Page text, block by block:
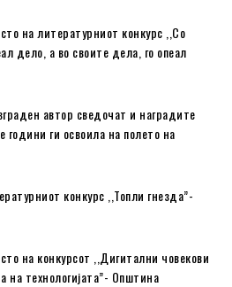
на литературниот конкурс ,,Со
дело, а во своите дела, го опеал
автор сведочат и наградите
ги освоила на полето на
конкурс ,,Топли гнезда”-
на конкурсот ,,Дигитални човекови
на технологијата”- Општина